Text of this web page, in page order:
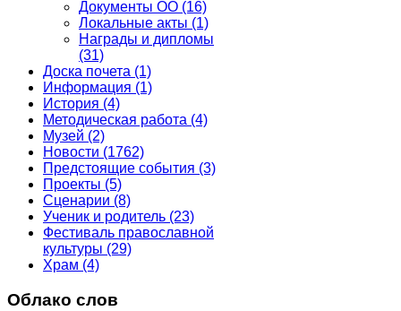
Документы ОО (16)
Локальные акты (1)
Награды и дипломы
(31)
Доска почета (1)
Информация (1)
История (4)
Методическая работа (4)
Музей (2)
Новости (1762)
Предстоящие события (3)
Проекты (5)
Сценарии (8)
Ученик и родитель (23)
Фестиваль православной
культуры (29)
Храм (4)
Облако слов